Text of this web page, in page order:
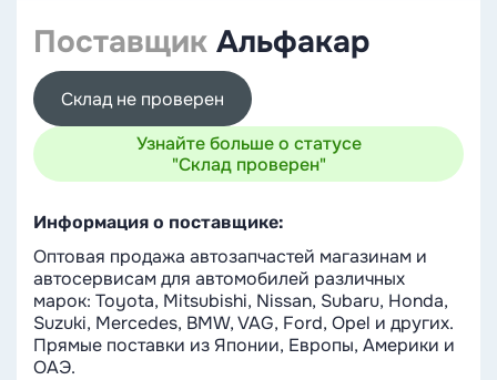
Поставщик Альфакар
Склад не проверен
Узнайте больше о статусе
"Склад проверен"
Информация о поставщике:
Оптовая продажа автозапчастей магазинам и
автосервисам для автомобилей различных
марок: Toyota, Mitsubishi, Nissan, Subaru, Honda,
Suzuki, Mercedes, BMW, VAG, Ford, Opel и других.
Прямые поставки из Японии, Европы, Америки и
ОАЭ.